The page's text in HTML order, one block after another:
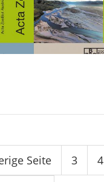
Seite 3 4